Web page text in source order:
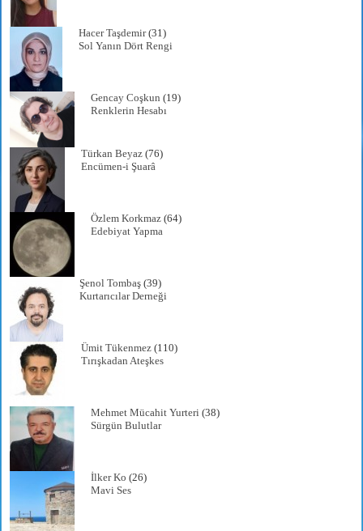
Hacer Taşdemir(31)
Sol Yanın Dört Rengi
Gencay Coşkun (19)
Renklerin Hesabı
Türkan Beyaz (76)
Encümen-i Şuarâ
Özlem Korkmaz (64)
Edebiyat Yapma
Şenol Tombaş (39)
Kurtarıcılar Derneği
Ümit Tükenmez (110)
Tırışkadan Ateşkes
Mehmet Mücahit Yurteri (38)
Sürgün Bulutlar
İlker Ko (26)
Mavi Ses